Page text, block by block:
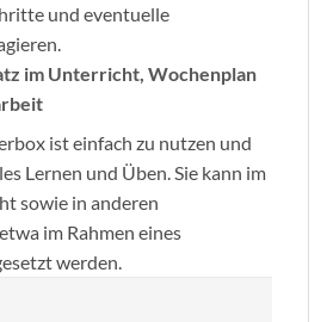
und eventuelle
im Unterricht, Wochenplan
ist einfach zu nutzen und
Lernen und Üben. Sie kann im
sowie in anderen
im Rahmen eines
werden.